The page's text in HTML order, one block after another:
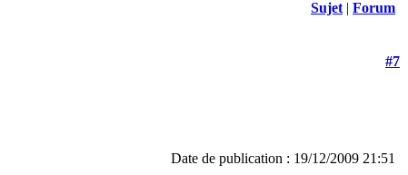
Sujet | Forum
#7
Date de publication : 19/12/2009 21:51